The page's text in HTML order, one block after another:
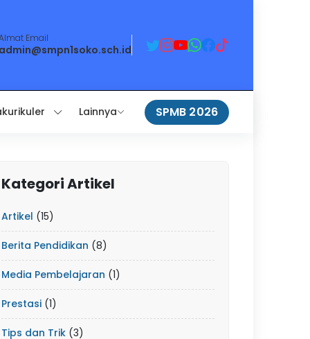
Email
admin@smpn1soko.sch.id
Lainnya SPMB 2026
Kategori Artikel
Artikel (15)
Berita Pendidikan (8)
Media Pembelajaran (1)
Prestasi (1)
Tips dan Trik (3)